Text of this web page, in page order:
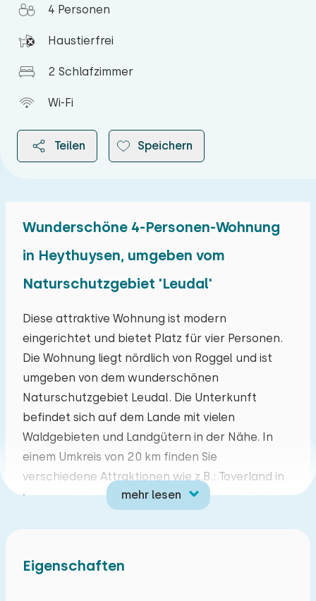
4 Personen
Haustierfrei
2 Schlafzimmer
Wi-Fi
Teilen Speichern
Wunderschöne 4-Personen-Wohnung
in Heythuysen, umgeben vom
Naturschutzgebiet 'Leudal'
Diese attraktive Wohnung ist modern
eingerichtet und bietet Platz für vier Personen.
Die Wohnung liegt nördlich von Roggel und ist
umgeben von dem wunderschönen
Naturschutzgebiet Leudal. Die Unterkunft
befindet sich auf dem Lande mit vielen
Waldgebieten und Landgütern in der Nähe. In
einem Umkreis von 20 km finden Sie
verschiedene Attraktionen wie z.B.: Toverland in
Sevenum, die weiße Stadt Thorn und das Outlet
Ausgangspunkt für ein paar schöne Tage mit
mehr lesen
August 2026
Mo Di Mi Do Fr
27 28 29 30 31 01 02
03 04 05 06 07
10 11 12 13 14 15
17 18 19 20 21
Eigenschaften